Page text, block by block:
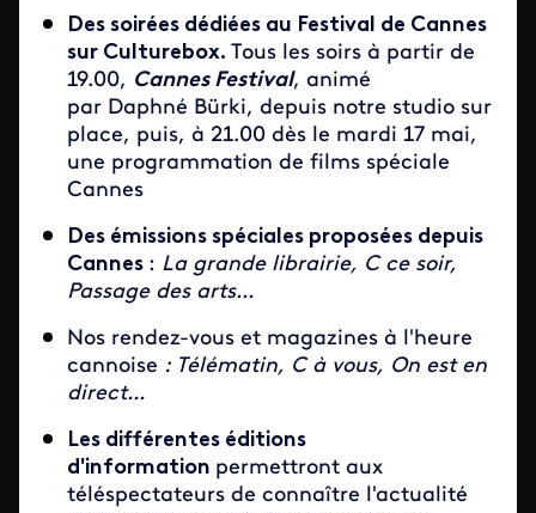
Des soirées dédiées au Festival de Cannes
sur Culturebox. Tous les soirs à partir de
19.00, Cannes Festival, animé
par Daphné Bürki, depuis notre studio sur
place, puis, à 21.00 dès le mardi 17 mai,
une programmation de films spéciale
Cannes
Des émissions spéciales proposées depuis
Cannes : La grande librairie, C ce soir,
Passage des arts...
Nos rendez-vous et magazines à l'heure
cannoise : Télématin, C à vous, On est en
direct...
Les différentes éditions
d'information permettront aux
téléspectateurs de connaître l'actualité